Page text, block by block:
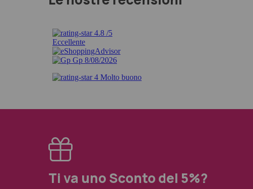
Ti va uno Sconto del 5%?